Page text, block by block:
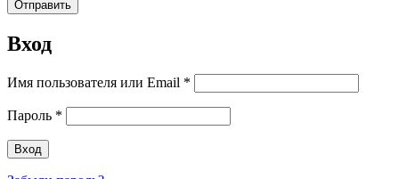
Вход
Имя пользователя или Email *
Пароль *